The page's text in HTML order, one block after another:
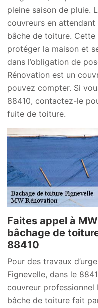
pleine saison de pluie.
couvreurs en
bâche de toiture.
protéger la maison et
dans l’obligation de
Rénovation est un
pouvez compter. Si
88410, contactez-le
fuite de toiture.
Faites appel à
bâchage de
88410
Pour des travaux
Fignevelle, dans le
couvreur professionnel
bâche de toiture fait